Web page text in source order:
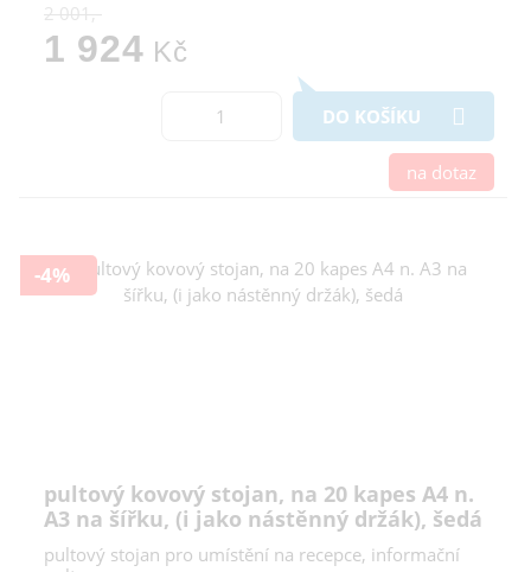
2 001,-
1 924 Kč
DO KOŠÍKU
na dotaz
-4%
pultový kovový stojan, na 20 kapes A4 n.
A3 na šířku, (i jako nástěnný držák), šedá
pultový stojan pro umístění na recepce, informační